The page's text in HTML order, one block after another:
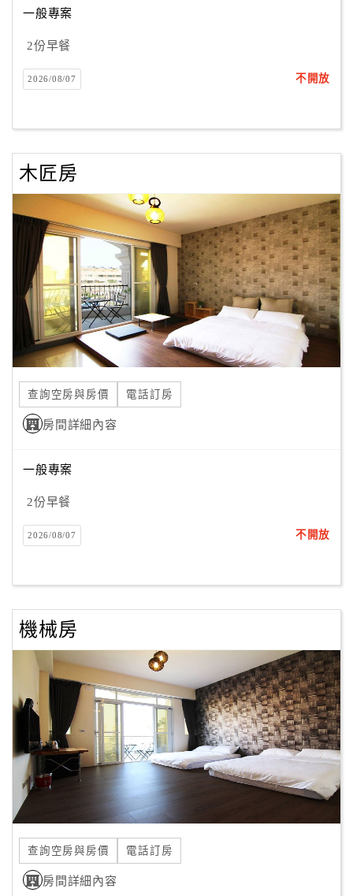
訂
房
Q&A
旅
卡
房
請
款
收
據
合
作
提
案
店
作
商
合
作
旅
計
劃
品
宣
傳
一般專案
2份早餐
2026/08/07 不開放
木匠房
查詢空房與房價 電話訂房
房間詳細內容
一般專案
2份早餐
2026/08/07 不開放
機械房
查詢空房與房價 電話訂房
房間詳細內容